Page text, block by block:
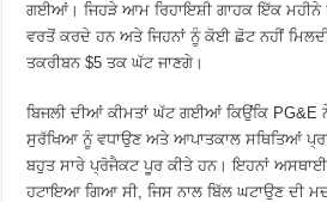
ਗਈਆਂ। ਜਿਹੜੇ ਆਮ ਰਿਹਾਇਸ਼ੀ ਗਾਹਕ ਇੱਕ ਮਹੀਨੇ
ਵਰਤੋਂ ਕਰਦੇ ਹਨ ਅਤੇ ਜਿਹਨਾਂ ਨੂੰ ਕੋਈ ਛੋਟ ਨਹੀਂ
ਤਕਰੀਬਨ $5 ਤਕ ਘੱਟ ਜਾਣਗੇ।
ਬਿਜਲੀ ਦੀਆਂ ਕੀਮਤਾਂ ਘੱਟ ਗਈਆਂ ਕਿਉਂਕਿ
ਸੁਰੱਖਿਆ ਨੂੰ ਵਧਾਉਣ ਅਤੇ ਆਪਾਤਕਾਲ ਸਥਿਤਿਆਂ
ਬਹੁਤ ਸਾਰੇ ਪ੍ਰੋਜੈਕਟ ਪੂਰ ਕੀਤੇ ਹਨ। ਇਹਨਾਂ ਅਸਥਾਈ
ਹਟਾਇਆ ਗਿਆ ਸੀ, ਜਿਸ ਨਾਲ ਬਿੱਲ ਘਟਾਉਣ ਦੀ